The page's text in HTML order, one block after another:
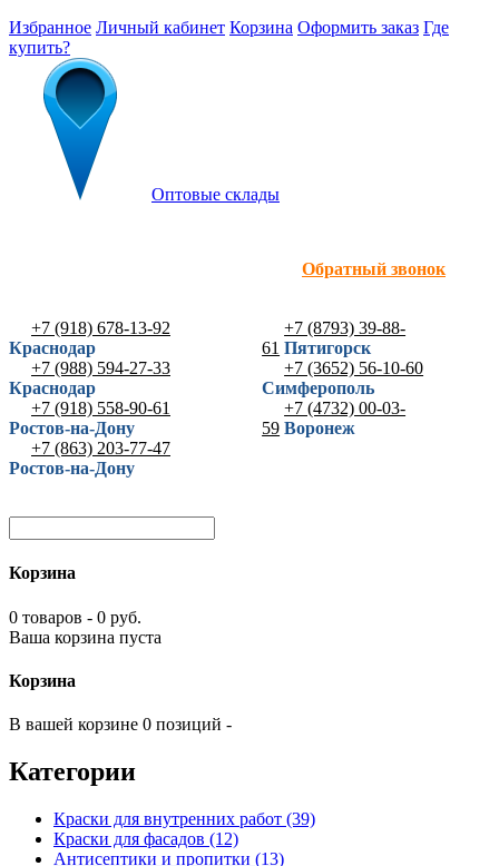
Избранное Личный кабинет Корзина Оформить заказ Где
купить?
Оптовые склады
Обратный звонок
+7 (918) 678-13-92
Краснодар
+7 (988) 594-27-33
Краснодар
+7 (918) 558-90-61
Ростов-на-Дону
+7 (863) 203-77-47
Ростов-на-Дону
+7 (8793) 39-88-
61 Пятигорск
+7 (3652) 56-10-60
Симферополь
+7 (4732) 00-03-
59 Воронеж
Корзина
0 товаров - 0 руб.
Ваша корзина пуста
Корзина
В вашей корзине 0 позиций -
Категории
Краски для внутренних работ (39)
Краски для фасадов (12)
Антисептики и пропитки (13)